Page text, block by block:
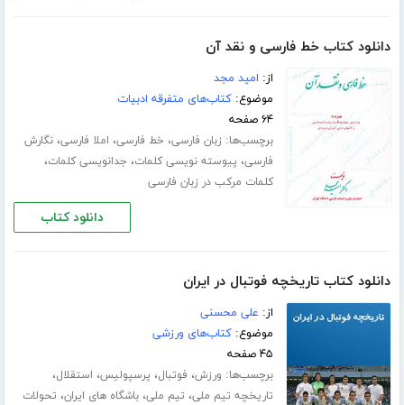
دانلود کتاب خط فارسی و نقد آن
از: امید مجد
موضوع:کتاب‌های متفرقه ادبیات
۶۴ صفحه
برچسب‌ها: زبان فارسی، خط فارسی، املا فارسی،نگارش
فارسی، پیوسته نویسی کلمات، جدانویسی کلمات،
کلمات مرکب در زبان فارسی
دانلود کتاب
دانلود کتاب تاریخچه فوتبال در ایران
از: علی محسنی
موضوع:کتاب‌های ورزشی
۴۵ صفحه
برچسب‌ها: ورزش، فوتبال، پرسپولیس، استقلال،
تاریخچه تیم ملی، تیم ملی،باشگاه های ایران، تحولات